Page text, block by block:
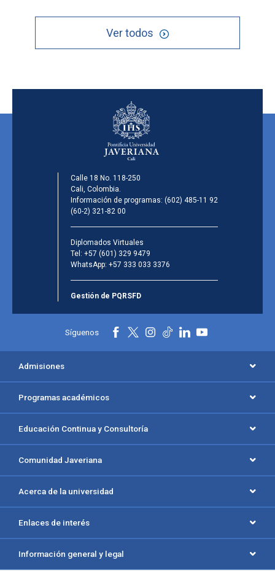
Ver todos
Calle 18 No. 118-250
Cali, Colombia.
Información de programas: (602) 485-11 92
(60-2) 321-82 00
Diplomados Virtuales
Tel: +57 (601) 329 9479
WhatsApp: +57 333 033 3376
Gestión de PQRSFD
Síguenos
Admisiones
Programas académicos
Educación Continua y Consultoría
Comunidad Javeriana
Acerca de la universidad
Enlaces de interés
Información general y legal